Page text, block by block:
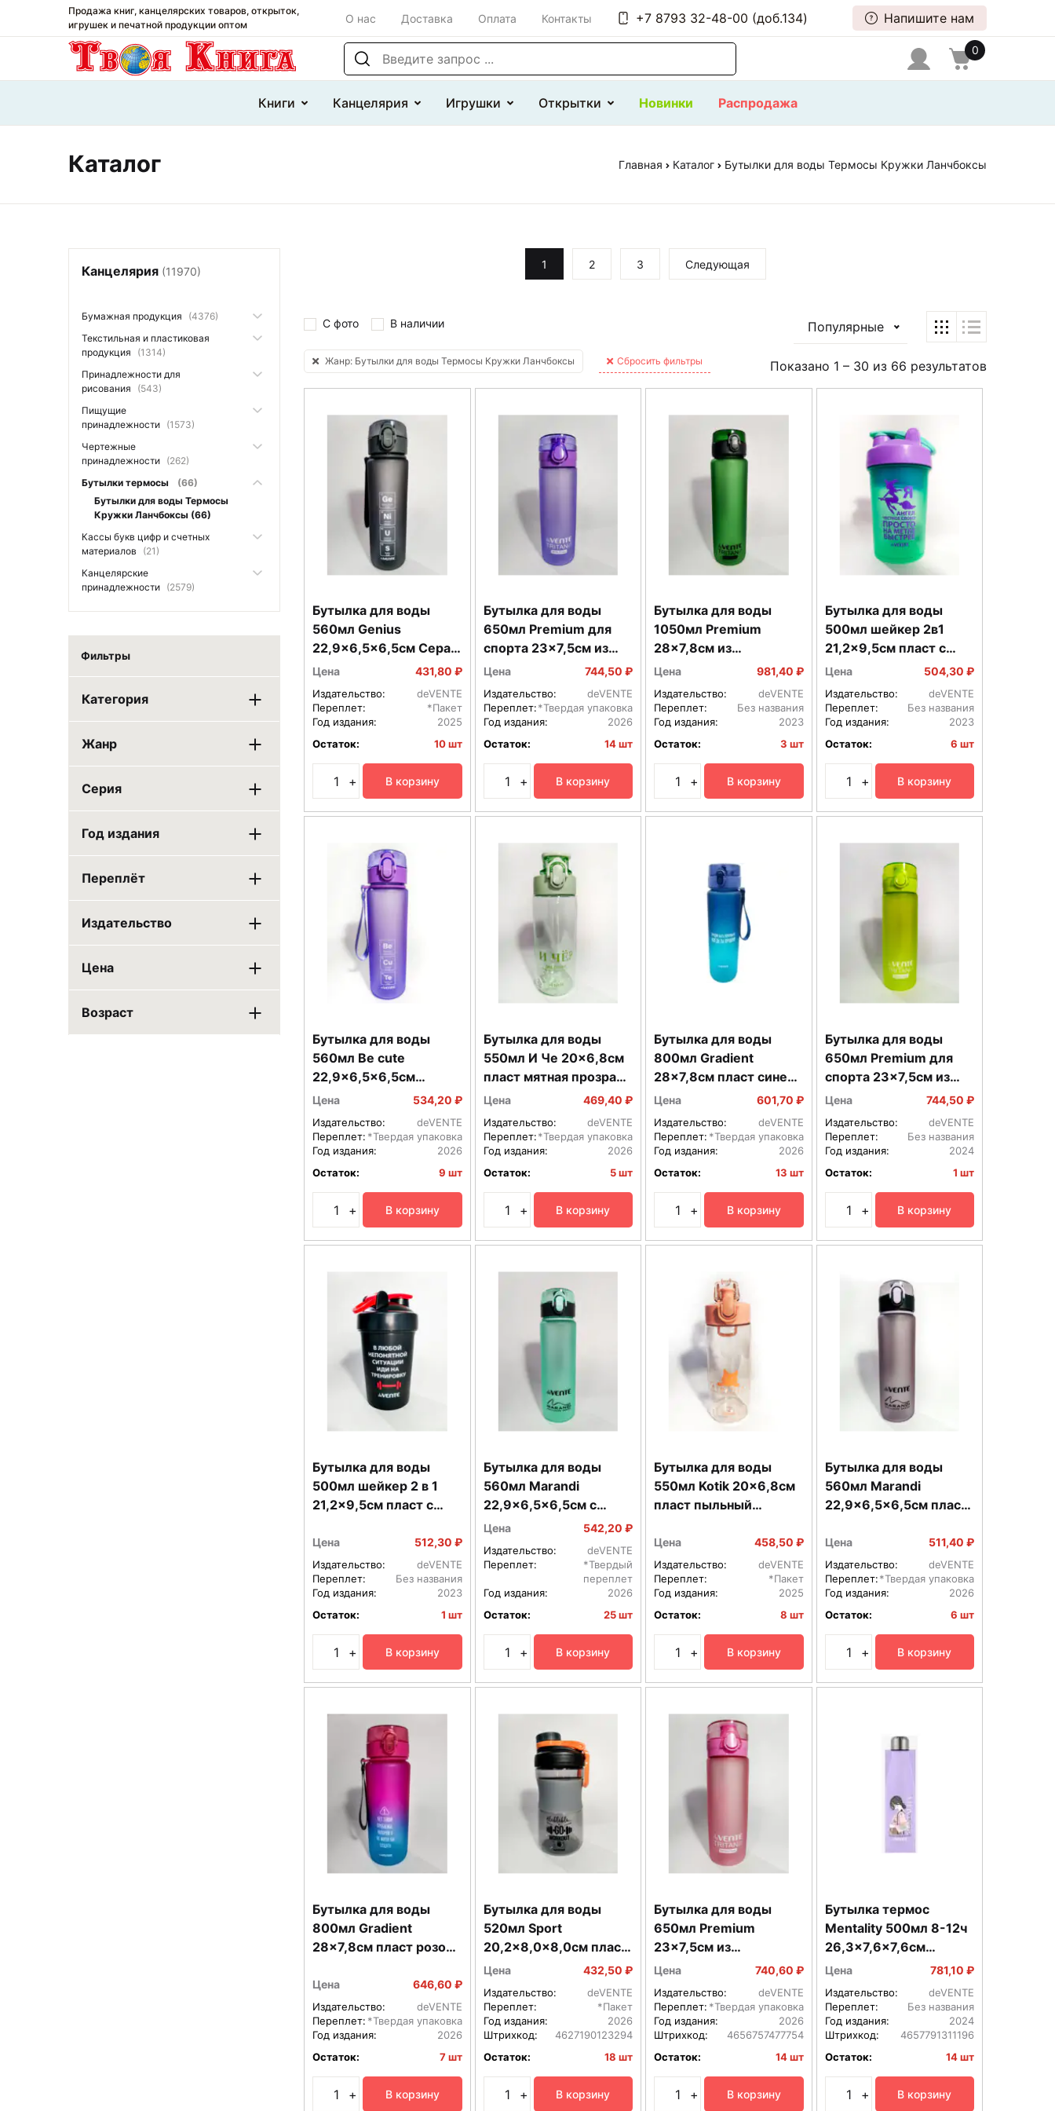
Продажа книг, канцелярских товаров, открыток,
игрушек и печатной продукции оптом
О нас Доставка Оплата Контакты +7 8793 32-48-00 (доб.134) Напишите нам
Поиск по сайту 0
Книги Канцелярия Игрушки Открытки Новинки Распродажа
Каталог Главная Каталог Бутылки для воды Термосы Кружки Ланчбоксы
Канцелярия (11970)
Бумажная продукция
(4376)
Текстильная и пластиковая
продукция
(1314)
Принадлежности для
рисования
(543)
Пищущие
принадлежности (1573)
Чертежные
принадлежности (262)
Бутылки термосы
(66)
Бутылки для воды Термосы
Кружки Ланчбоксы (66)
Кассы букв цифр и счетных
материалов
(21)
Канцелярские
принадлежности (2579)
Фильтры
Категория
Жанр
Серия
Год издания
Переплёт
Издательство
Цена
Возраст
1 2 3 Следующая
С фото В наличии
Жанр: Бутылки для воды Термосы Кружки Ланчбоксы Сбросить фильтры
Популярные
Показано 1 – 30 из 66 результатов
Бутылка для воды
560мл Genius
22,9x6,5x6,5см Серая
пласт 8090943
Цена 431,80 ₽
Издательство:
deVENTE
Переплет:
*Пакет
Год издания:
2025
Остаток:
10 шт
+ В корзину
Бутылка для воды
650мл Premium для
спорта 23x7,5см из
ударопрочного пласт
TRITAN USA 8090132
Цена 744,50 ₽
Издательство:
deVENTE
Переплет:*Твердая упаковка
Год издания:
2026
Остаток:
14 шт
+ В корзину
Бутылка для воды
1050мл Premium
28x7,8см из
ударопрочного пласт
8090129
Цена 981,40 ₽
Издательство:
deVENTE
Переплет:
Без названия
Год издания:
2023
Остаток:
3 шт
+ В корзину
Бутылка для воды
500мл шейкер 2в1
21,2x9,5см пласт с
шариком из нерж
стали 8090203
Цена 504,30 ₽
Издательство:
deVENTE
Переплет:
Без названия
Год издания:
2023
Остаток:
6 шт
+ В корзину
Бутылка для воды
560мл Be cute
22,9x6,5x6,5см
Фиолетовая пласт
Цена 534,20 ₽
Издательство:
deVENTE
Переплет: *Твердая упаковка
Год издания:
2026
Остаток:
9 шт
+ В корзину
Бутылка для воды
550мл И Че 20x6,8см
пласт мятная прозрач
с кнопкой и предохран
Цена 469,40 ₽
Издательство:
deVENTE
Переплет:*Твердая упаковка
Год издания:
2026
Остаток:
5 шт
+ В корзину
Бутылка для воды
800мл Gradient
28x7,8см пласт сине
голубая мат 8090238
Цена 601,70 ₽
Издательство:
deVENTE
Переплет: *Твердая упаковка
Год издания:
2026
Остаток:
13 шт
+ В корзину
Бутылка для воды
650мл Premium для
спорта 23x7,5см из
ударопрочного пласт
8090131
Цена 744,50 ₽
Издательство:
deVENTE
Переплет:
Без названия
Год издания:
2024
Остаток:
1 шт
+ В корзину
Бутылка для воды
500мл шейкер 2 в 1
21,2x9,5см пласт с
стали 8090200
Цена 512,30 ₽
Издательство:
deVENTE
Переплет:
Без названия
Год издания:
2023
Остаток:
1 шт
+ В корзину
Бутылка для воды
560мл Mаrandi
22,9x6,5x6,5см с
диффузором с
8090209
Цена 542,20 ₽
Издательство:
deVENTE
Переплет:
*Твердый
переплет
Год издания:
2026
Остаток:
25 шт
+ В корзину
Бутылка для воды
550мл Kotik 20x6,8см
пласт пыльный
кнопкой и предохран
8090243
Цена 458,50 ₽
Издательство:
deVENTE
Переплет:
*Пакет
Год издания:
2025
Остаток:
8 шт
+ В корзину
Бутылка для воды
560мл Mаrandi
22,9x6,5x6,5см пласт
текстиль петл
8090208
Цена 511,40 ₽
Издательство:
deVENTE
Переплет:*Твердая упаковка
Год издания:
2026
Остаток:
6 шт
+ В корзину
Бутылка для воды
800мл Gradient
28x7,8см пласт розово
Цена 646,60 ₽
Издательство:
deVENTE
Переплет: *Твердая упаковка
Год издания:
2026
Остаток:
7 шт
+ В корзину
Бутылка для воды
520мл Sport
20,2x8,0x8,0см пласт
серая с петлей
Цена 432,50 ₽
Издательство:
deVENTE
Переплет:
*Пакет
Год издания:
2026
Штрихкод:
4627190123294
Остаток:
18 шт
+ В корзину
Бутылка для воды
650мл Premium
23x7,5см из
ударопрочного
8090130
Цена 740,60 ₽
Издательство:
deVENTE
Переплет: *Твердая упаковка
Год издания:
2026
Штрихкод:
4656757477754
Остаток:
14 шт
+ В корзину
Бутылка термос
Mentality 500мл 8-12ч
26,3x7,6x7,6см
нержавеющая сталь
Цена 781,10 ₽
Издательство:
deVENTE
Переплет:
Без названия
Год издания:
2024
Штрихкод:
4657791311196
Остаток:
14 шт
+ В корзину